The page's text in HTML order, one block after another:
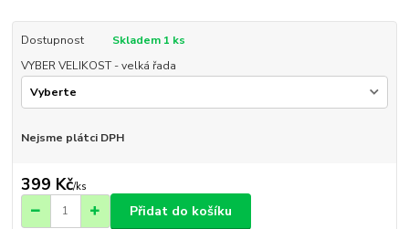
Dostupnost
Skladem 1 ks
VYBER VELIKOST - velká řada
Nejsme plátci DPH
399 Kč/ks
Přidat do košíku